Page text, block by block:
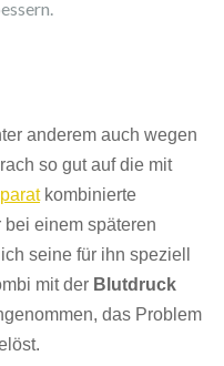
anderem auch wegen
so gut auf die mit
kombinierte
bei einem späteren
seine für ihn speziell
mit der Blutdruck
das Problem